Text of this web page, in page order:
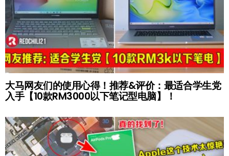
大马网友们的使用心得！推荐&评价：最适合学生党
入手【10款RM3000以下笔记型电脑】！